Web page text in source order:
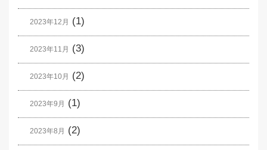
2023年12月 (1)
2023年11月 (3)
2023年10月 (2)
2023年9月 (1)
2023年8月 (2)